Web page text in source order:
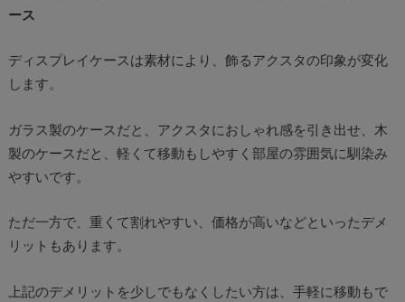
ース
ディスプレイケースは素材により、飾るアクスタの印象が変化
します。
ガラス製のケースだと、アクスタにおしゃれ感を引き出せ、木
製のケースだと、軽くて移動もしやすく部屋の雰囲気に馴染み
やすいです。
ただ一方で、重くて割れやすい、価格が高いなどといったデメ
リットもあります。
上記のデメリットを少しでもなくしたい方は、手軽に移動もで